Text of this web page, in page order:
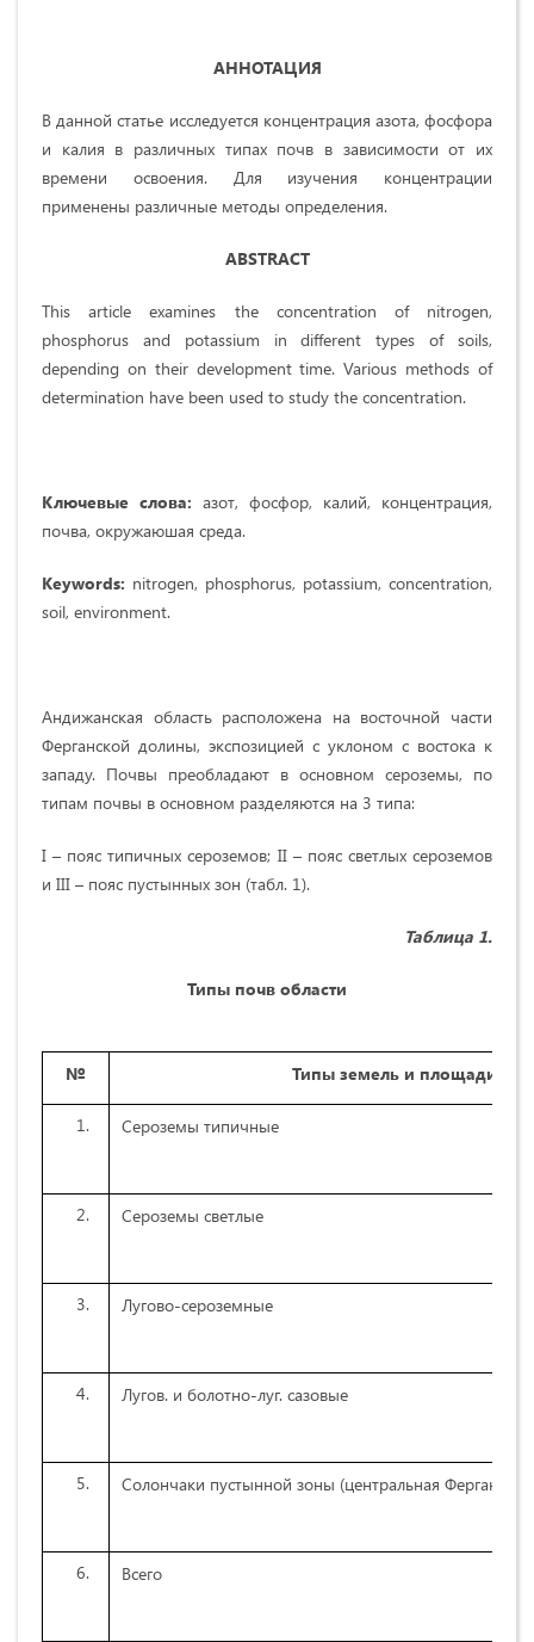
AННОТАЦИЯ
В данной статье исследуется концентрация азота, фосфора
и калия в различных типах почв в зависимости от их
времени освоения. Для изучения концентрации
применены различные методы определения.
ABSTRACT
This article examines the concentration of nitrogen,
phosphorus and potassium in different types of soils,
depending on their development time. Various methods of
determination have been used to study the concentration.
Ключевые слова: азот, фосфор, калий, концентрация,
почва, окружаюшая среда.
Keywords: nitrogen, phosphorus, potassium, concentration,
soil, environment.
Андижанская область расположена на восточной части
Ферганской долины, экспозицией с уклоном с востока к
западу. Почвы преобладают в основном сероземы, по
типам почвы в основном разделяются на 3 типа:
I – пояс типичных сероземов; II – пояс светлых сероземов
и III – пояс пустынных зон (табл. 1).
Таблица 1.
Типы почв области
№ Типы земель и площади
Сероземы типичные
Сероземы светлые
Лугово-сероземные
Лугов. и болотно-луг. сазовые
Солончаки пустынной зоны (центральная Фергана)
Всего